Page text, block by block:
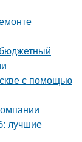
с помощью
лучшие